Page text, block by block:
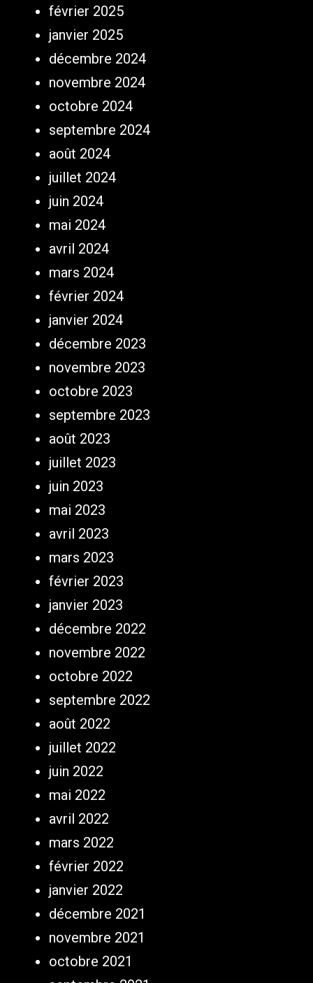
février 2025
janvier 2025
décembre 2024
novembre 2024
octobre 2024
septembre 2024
août 2024
juillet 2024
juin 2024
mai 2024
avril 2024
mars 2024
février 2024
janvier 2024
décembre 2023
novembre 2023
octobre 2023
septembre 2023
août 2023
juillet 2023
juin 2023
mai 2023
avril 2023
mars 2023
février 2023
janvier 2023
décembre 2022
novembre 2022
octobre 2022
septembre 2022
août 2022
juillet 2022
juin 2022
mai 2022
avril 2022
mars 2022
février 2022
janvier 2022
décembre 2021
novembre 2021
octobre 2021